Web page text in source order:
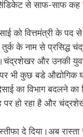
से साफ-साफ कह
को वित्तमंत्री के पद से
के नाम से प्रसिद्ध
और उनकी युवा
भी कुछ बडे औद्योगिक
का विभाग बदलने का
हो रहा है और
दे दिया।अब